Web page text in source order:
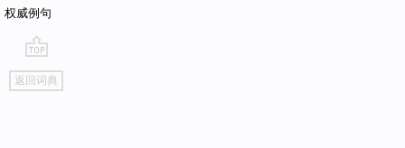
权威例句
go
top
返回词典